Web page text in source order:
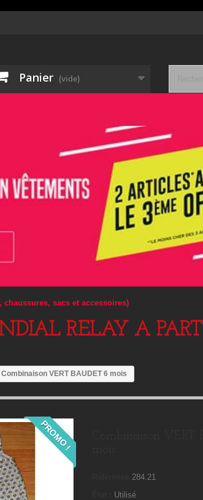
Panier (vide)
sacs et accessoires)
RELAY A
Combinaison VERT BAUDET 6 mois
PROMO !
284.21
Utilisé